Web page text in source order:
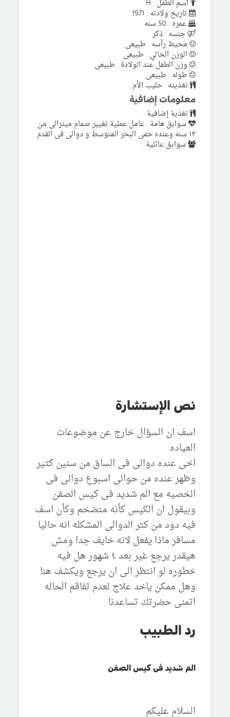
اسم الطفل : H
تاريخ ولادته : 1971
عمره : 50 سنه
جنسه : ذكر
محيط رأسه : طبيعى
الوزن الحالي : طبيعى
وزن الطفل عند الولادة : طبيعى
طوله : طبيعى
تغذيته : حليب الأم
معلومات إضافية
تغذية إضافية :
سوابق هامة : عامل عملية تغيير صمام ميترالى من
١٣ سنه وعنده حمى البحر المتوسط و دوالى فى القدم
سوابق عائلية :
نص الإستشارة
اسف ان السؤال خارج عن موضوعات
العياده
اخى عنده دوالى فى الساق من سنين كتير
وظهر عنده من حوالى اسبوع دوالى فى
الخصيه مع الم شديد فى كيس الصفن
وبيقول ان الكيس كأنه متضخم وكأن اسف
فيه دود من كتر الدوالى المشكله انه حاليا
مسافر ماذا يفعل لانه خايف جدا ومش
هيقدر يرجع غير بعد ٤ شهور هل فيه
خطوره لو انتظر الى ان يرجع ويكشف هنا
وهل ممكن ياخد علاج لعدم تفاقم الحاله
اتمنى حضرتك تساعدنا
رد الطبيب
الم شديد فى كيس الصفن
السلام عليكم